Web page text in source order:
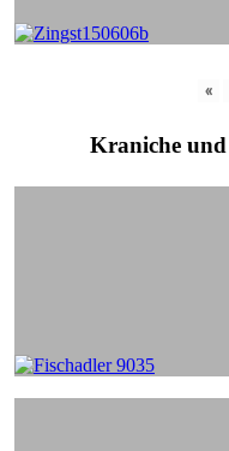
«
Kraniche